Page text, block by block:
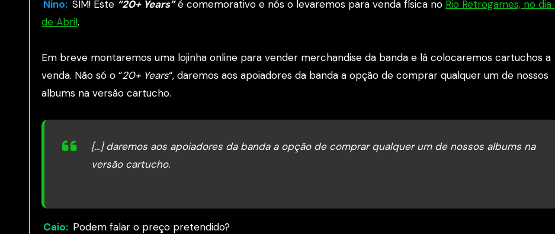
Nino: SIM! Este “20+ Years”é comemorativo e nós o levaremos para venda física no Rio Retrogames, no dia
de Abril.
Em breve montaremos uma lojinha online para vender merchandise da banda e lá colocaremos cartuchos a
venda. Não só o “20+ Years“, daremos aos apoiadores da banda a opção de comprar qualquer um de nossos
albums na versão cartucho.
[…] daremos aos apoiadores da banda a opção de comprar qualquer um de nossos albums na
versão cartucho.
Caio: Podem falar o preço pretendido?